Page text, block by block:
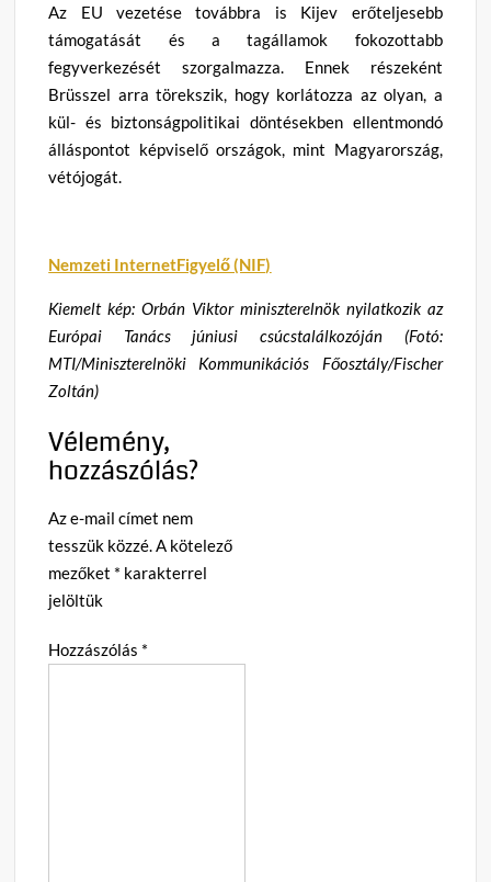
Az EU vezetése továbbra is Kijev erőteljesebb
támogatását és a tagállamok fokozottabb
fegyverkezését szorgalmazza. Ennek részeként
Brüsszel arra törekszik, hogy korlátozza az olyan, a
kül- és biztonságpolitikai döntésekben ellentmondó
álláspontot képviselő országok, mint Magyarország,
vétójogát.
Nemzeti InternetFigyelő (NIF)
Kiemelt kép: Orbán Viktor miniszterelnök nyilatkozik az
Európai Tanács júniusi csúcstalálkozóján (Fotó:
MTI/Miniszterelnöki Kommunikációs Főosztály/Fischer
Zoltán)
Vélemény,
hozzászólás?
Az e-mail címet nem
tesszük közzé.A kötelező
mezőket * karakterrel
jelöltük
Hozzászólás *